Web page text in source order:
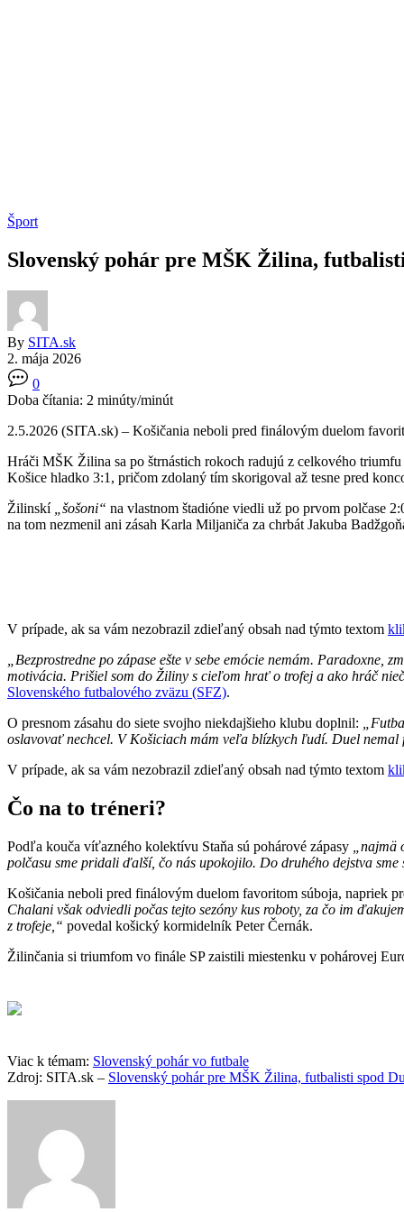
Šport
Slovenský pohár pre MŠK Žilina,
By SITA.sk
2. mája 2026
0
Doba čítania: 2 minúty/minút
2.5.2026 (SITA.sk) – Košičania neboli pred finálovým duelom
Hráči MŠK Žilina sa po štrnástich rokoch radujú z celkového
Košice hladko 3:1, pričom zdolaný tím skorigoval až tesne pred
Žilinskí
„šošoni“ na vlastnom štadióne viedli už po prvom polčase
na tom nezmenil ani zásah Karla Miljaniča za chrbát Jakuba
V prípade, ak sa vám nezobrazil zdieľaný obsah nad týmto textom
„Bezprostredne po zápase ešte v sebe emócie nemám.
motivácia. Prišiel som do Žiliny s cieľom hrať o trofej a ako hráč
Slovenského futbalového zväzu (SFZ).
O presnom zásahu do siete svojho niekdajšieho klubu doplnil:
oslavovať nechcel. V Košiciach mám veľa blízkych ľudí. Duel
V prípade, ak sa vám nezobrazil zdieľaný obsah nad týmto textom
Čo na to tréneri?
Podľa kouča víťazného kolektívu Staňa sú pohárové zápasy „najmä
polčasu sme pridali ďalší, čo nás upokojilo. Do druhého dejstva
Košičania neboli pred finálovým duelom favoritom súboja, napriek
Chalani však odviedli počas tejto sezóny kus roboty, za čo im
z trofeje,“ povedal košický kormidelník Peter Černák.
Žilinčania si triumfom vo finále SP zaistili miestenku v pohárovej
Viac k témam: Slovenský pohár vo futbale
Zdroj: SITA.sk – Slovenský pohár pre MŠK Žilina, futbalisti spod